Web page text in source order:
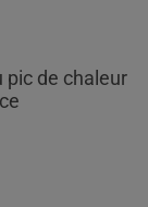
pic de chaleur